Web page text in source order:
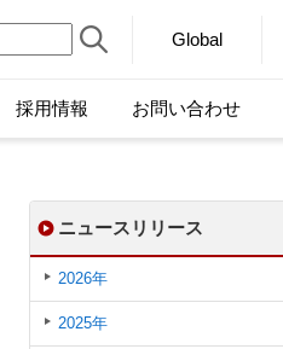
Global
採用情報 お問い合わせ
ニュースリリース
2026年
2025年